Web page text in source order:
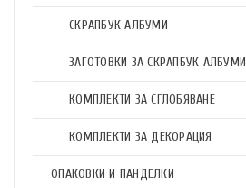
СКРАПБУК АЛБУМИ
ЗАГОТОВКИ ЗА СКРАПБУК АЛБУМИ
КОМПЛЕКТИ ЗА СГЛОБЯВАНЕ
КОМПЛЕКТИ ЗА ДЕКОРАЦИЯ
ОПАКОВКИ И ПАНДЕЛКИ